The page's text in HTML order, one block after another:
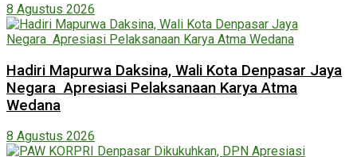
8 Agustus 2026
Hadiri Mapurwa Daksina, Wali Kota Denpasar Jaya
Negara Apresiasi Pelaksanaan Karya Atma
Wedana
8 Agustus 2026